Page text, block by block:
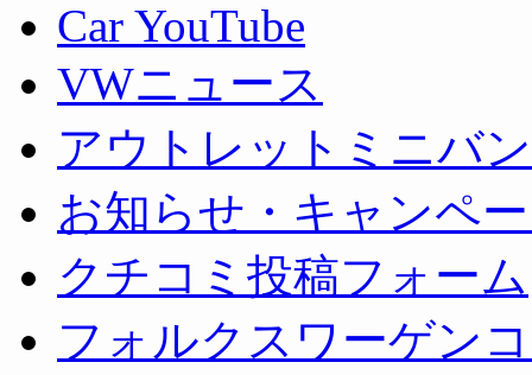
Car YouTube
VWニュース
アウトレットミニバン
お知らせ・キャンペ
クチコミ投稿フォーム
フォルクスワーゲン